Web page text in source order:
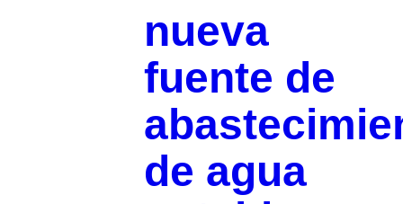
nueva
fuente de
de agua